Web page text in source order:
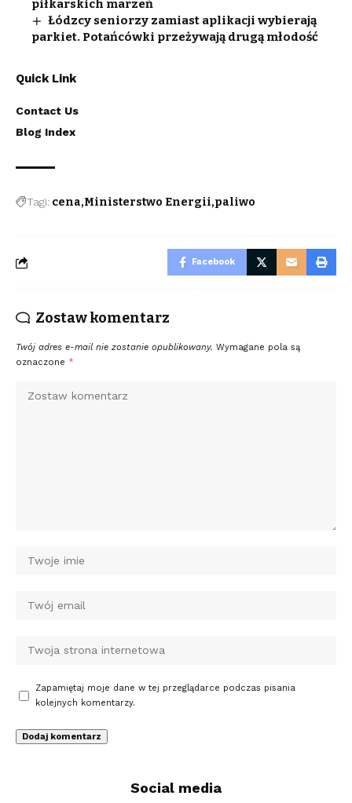
piłkarskich marzeń
Łódzcy seniorzy zamiast aplikacji wybierają
parkiet. Potańcówki przeżywają drugą młodość
Quick Link
Contact Us
Blog Index
Tagi: cena Ministerstwo Energii paliwo
Facebook
Zostaw komentarz
Twój adres e-mail nie zostanie opublikowany. Wymagane pola są
oznaczone *
Zapamiętaj moje dane w tej przeglądarce podczas pisania
kolejnych komentarzy.
Social media